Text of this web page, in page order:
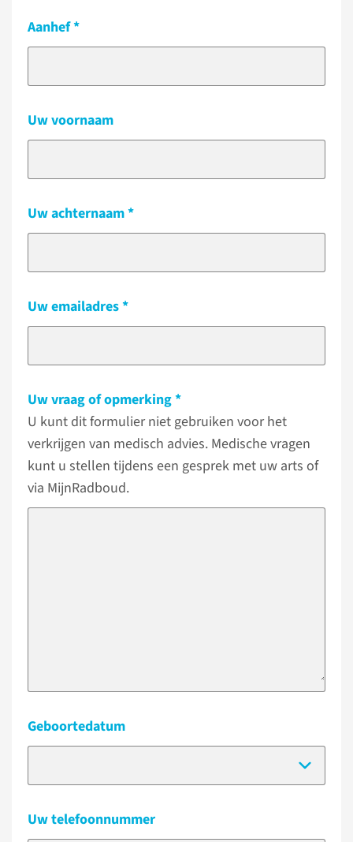
Aanhef
Uw voornaam
Uw achternaam
Uw emailadres
Uw vraag of opmerking
U kunt dit formulier niet gebruiken voor het
verkrijgen van medisch advies. Medische vragen
kunt u stellen tijdens een gesprek met uw arts of
via MijnRadboud.
Geboortedatum
Uw telefoonnummer